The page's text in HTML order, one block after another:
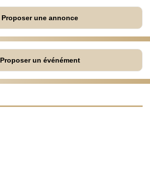
Proposer une annonce
Proposer un événément